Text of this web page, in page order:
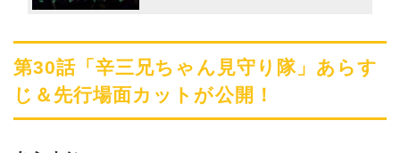
第30話「辛三兄ちゃん見守り隊」あらす
じ＆先行場面カットが公開！